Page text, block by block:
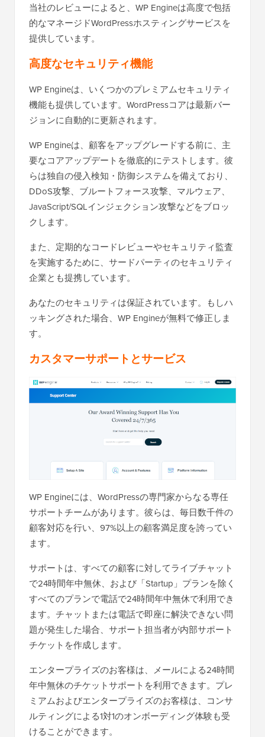
当社のレビューによると、WP Engineは高度で包括
的なマネージドWordPressホスティングサービスを
提供しています。
高度なセキュリティ機能
WP Engineは、いくつかのプレミアムセキュリティ
機能も提供しています。WordPressコアは最新バー
ジョンに自動的に更新されます。
WP Engineは、顧客をアップグレードする前に、主
要なコアアップデートを徹底的にテストします。彼
らは独自の侵入検知・防御システムを備えており、
DDoS攻撃、ブルートフォース攻撃、マルウェア、
JavaScript/SQLインジェクション攻撃などをブロッ
クします。
また、定期的なコードレビューやセキュリティ監査
を実施するために、サードパーティのセキュリティ
企業とも提携しています。
あなたのセキュリティは保証されています。もしハ
ッキングされた場合、WP Engineが無料で修正しま
す。
カスタマーサポートとサービス
WP Engineには、WordPressの専門家からなる専任
サポートチームがあります。彼らは、毎日数千件の
顧客対応を行い、97%以上の顧客満足度を誇ってい
ます。
サポートは、すべての顧客に対してライブチャット
で24時間年中無休、および「Startup」プランを除く
すべてのプランで電話で24時間年中無休で利用でき
ます。チャットまたは電話で即座に解決できない問
題が発生した場合、サポート担当者が内部サポート
チケットを作成します。
エンタープライズのお客様は、メールによる24時間
年中無休のチケットサポートを利用できます。プレ
ミアムおよびエンタープライズのお客様は、コンサ
ルティングによる1対1のオンボーディング体験も受
けることができます。